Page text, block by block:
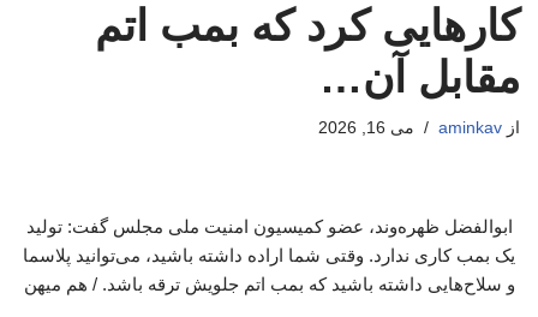
کارهایی کرد که بمب اتم
مقابل آن…
از aminkav می 16, 2026
ابوالفضل ظهره‌وند، عضو کمیسیون امنیت ملی مجلس گفت: تولید
یک بمب کاری ندارد. وقتی شما اراده داشته باشید، می‌توانید پلاسما
و سلاح‌هایی داشته باشید که بمب اتم جلویش ترقه باشد. / هم میهن